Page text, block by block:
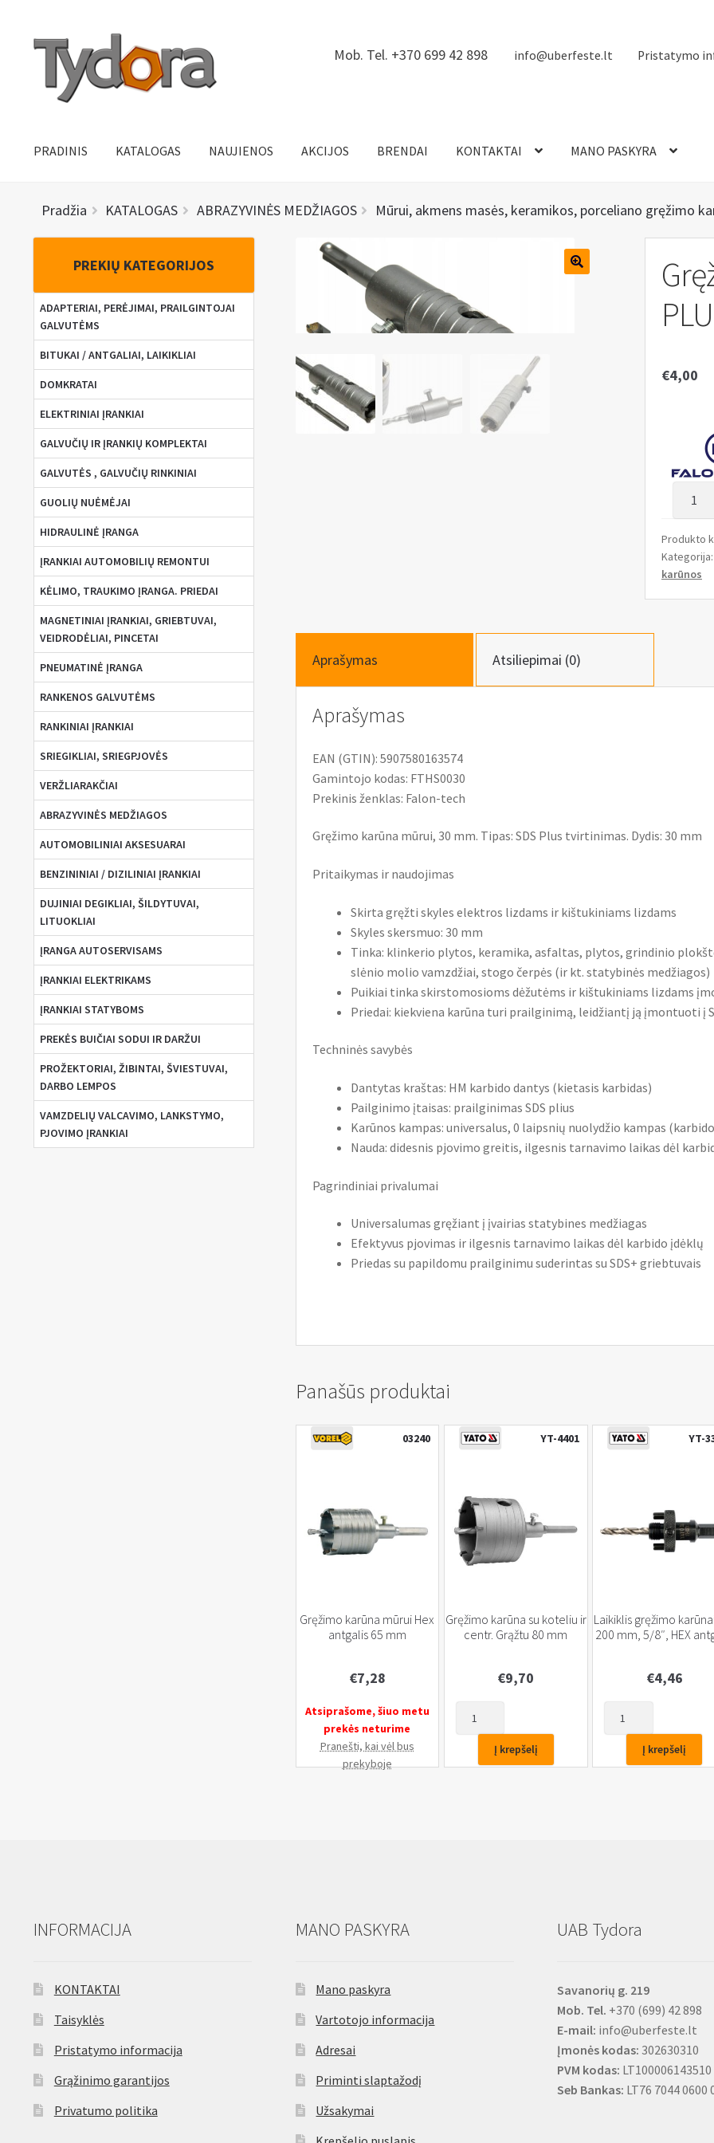
Pereiti
meniu
Pereiti
turinio
Mob. Tel. +370 699 42 898 info@uberfeste.lt Pristatymo
PRADINIS KATALOGAS NAUJIENOS AKCIJOS BRENDAI KONTAKTAI MANO PASKYRA
Pradžia KATALOGAS ABRAZYVINĖS MEDŽIAGOS Mūrui, akmens masės, keramikos, porceliano gręžimo
€4,00
Gręžimo
karūna
mūrui
Produkto
Kategorija:
karūnos
Aprašymas Atsiliepimai (0)
Aprašymas
EAN (GTIN): 5907580163574
Gamintojo kodas: FTHS0030
Prekinis ženklas: Falon-tech
Gręžimo karūna mūrui, 30 mm. Tipas: SDS Plus tvirtinimas. Dydis: 30 mm
Pritaikymas ir naudojimas
Skirta gręžti skyles elektros lizdams ir kištukiniams lizdams
Skyles skersmuo: 30 mm
Tinka: klinkerio plytos, keramika, asfaltas, plytos, grindinio
slėnio molio vamzdžiai, stogo čerpės (ir kt. statybinės medžiagos)
Puikiai tinka skirstomosioms dėžutėms ir kištukiniams lizdams
Priedai: kiekviena karūna turi prailginimą, leidžiantį ją įmontuoti į
Techninės savybės
Dantytas kraštas: HM karbido dantys (kietasis karbidas)
Pailginimo įtaisas: prailginimas SDS plius
Karūnos kampas: universalus, 0 laipsnių nuolydžio kampas
Nauda: didesnis pjovimo greitis, ilgesnis tarnavimo laikas dėl
Pagrindiniai privalumai
Universalumas gręžiant į įvairias statybines medžiagas
Efektyvus pjovimas ir ilgesnis tarnavimo laikas dėl karbido įdėklų
Priedas su papildomu prailginimu suderintas su SDS+ griebtuvais
Panašūs produktai
03240
Gręžimo karūna mūrui Hex
antgalis 65 mm
€7,28
Atsiprašome, šiuo metu
prekės neturime
Pranešti, kai vėl bus
prekyboje
YT-4401
Gręžimo karūna su koteliu ir
centr. Grąžtu 80 mm
€9,70
karūna
Į krepšelį
YT-
Laikiklis gręžimo
200 mm, 5/8″, HEX
€4,46
gręžimo
Į krepšelį
PREKIŲ KATEGORIJOS
ADAPTERIAI, PERĖJIMAI, PRAILGINTOJAI
GALVUTĖMS
BITUKAI / ANTGALIAI, LAIKIKLIAI
DOMKRATAI
ELEKTRINIAI ĮRANKIAI
GALVUČIŲ IR ĮRANKIŲ KOMPLEKTAI
GALVUTĖS , GALVUČIŲ RINKINIAI
GUOLIŲ NUĖMĖJAI
HIDRAULINĖ ĮRANGA
ĮRANKIAI AUTOMOBILIŲ REMONTUI
KĖLIMO, TRAUKIMO ĮRANGA. PRIEDAI
MAGNETINIAI ĮRANKIAI, GRIEBTUVAI,
VEIDRODĖLIAI, PINCETAI
PNEUMATINĖ ĮRANGA
RANKENOS GALVUTĖMS
RANKINIAI ĮRANKIAI
SRIEGIKLIAI, SRIEGPJOVĖS
VERŽLIARAKČIAI
ABRAZYVINĖS MEDŽIAGOS
AUTOMOBILINIAI AKSESUARAI
BENZININIAI / DIZILINIAI ĮRANKIAI
DUJINIAI DEGIKLIAI, ŠILDYTUVAI,
LITUOKLIAI
ĮRANGA AUTOSERVISAMS
ĮRANKIAI ELEKTRIKAMS
ĮRANKIAI STATYBOMS
PREKĖS BUIČIAI SODUI IR DARŽUI
PROŽEKTORIAI, ŽIBINTAI, ŠVIESTUVAI,
DARBO LEMPOS
VAMZDELIŲ VALCAVIMO, LANKSTYMO,
PJOVIMO ĮRANKIAI
INFORMACIJA
KONTAKTAI
Taisyklės
Pristatymo informacija
Grąžinimo garantijos
Privatumo politika
MANO PASKYRA
Mano paskyra
Vartotojo informacija
Adresai
Priminti slaptažodį
Užsakymai
UAB Tydora
Savanorių g. 219
Mob. Tel. +370 (699) 42 898
E-mail: info@uberfeste.lt
Įmonės kodas: 302630310
PVM kodas: LT100006143510
Seb Bankas: LT76 7044 0600